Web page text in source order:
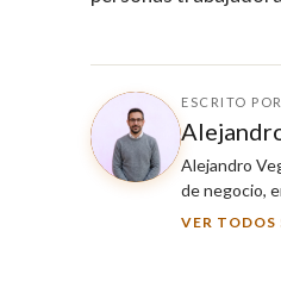
ESCRITO POR
Alejandro
de negocio,
VER